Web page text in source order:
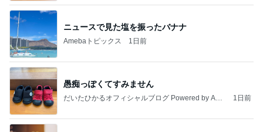
ニュースで見た塩を振ったバナナ
Amebaトピックス 1日前
愚痴っぽくてすみません
だいたひかるオフィシャルブログ Powered by Ame
1日前